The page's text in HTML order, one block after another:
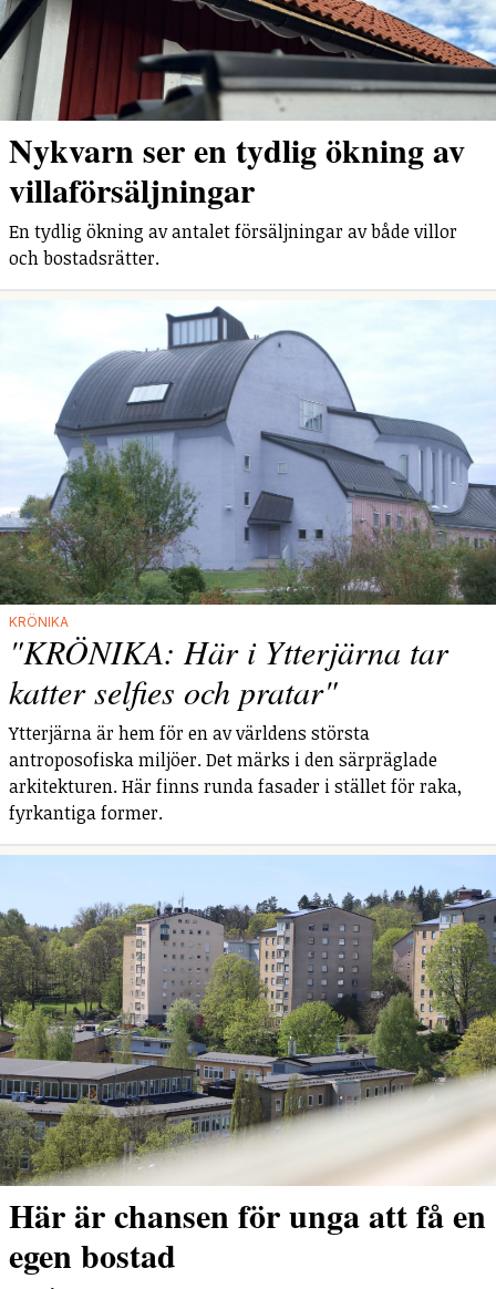
Nykvarn ser en tydlig ökning av
villaförsäljningar
En tydlig ökning av antalet försäljningar av både villor
och bostadsrätter.
KRÖNIKA
"KRÖNIKA: Här i Ytterjärna tar
katter selfies och pratar"
Ytterjärna är hem för en av världens största
antroposofiska miljöer. Det märks i den särpräglade
arkitekturen. Här finns runda fasader i stället för raka,
fyrkantiga former.
Här är chansen för unga att få en
egen bostad